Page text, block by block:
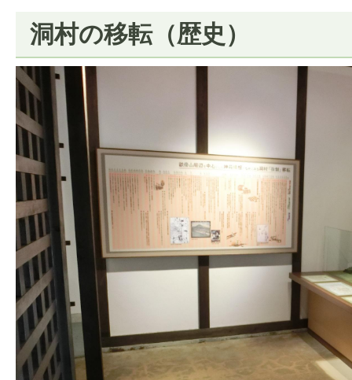
洞村の移転（歴史）